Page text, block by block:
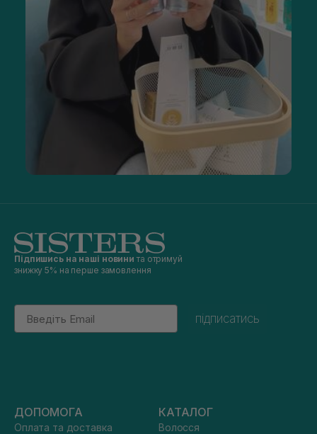
Підпишись на наші новини та отримуй
знижку 5% на перше замовлення
Email
підписатись
ДОПОМОГА
Оплата та доставка
КАТАЛОГ
Волосся